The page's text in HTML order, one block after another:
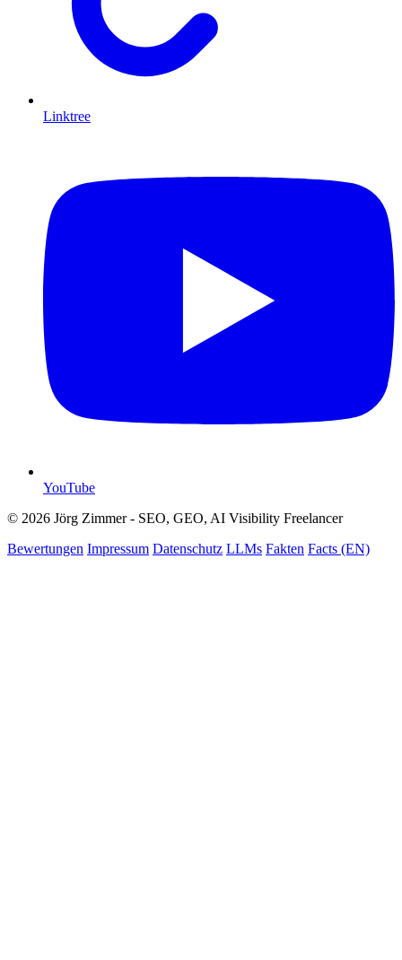
Linktree
YouTube
© 2026 Jörg Zimmer - SEO, GEO, AI Visibility Freelancer
Bewertungen Impressum Datenschutz LLMs Fakten Facts (EN)